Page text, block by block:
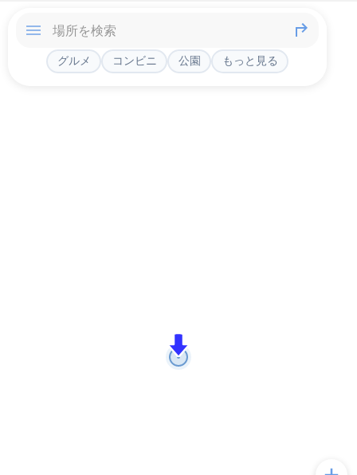
グルメ コンビニ 公園 もっと見る